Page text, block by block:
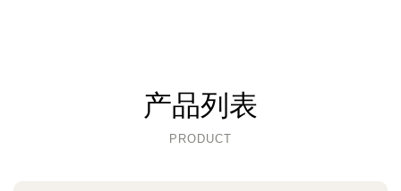
产品列表
PRODUCT